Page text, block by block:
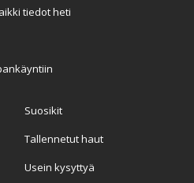
tiedot heti
Suosikit
Tallennetut haut
Usein kysyttyä